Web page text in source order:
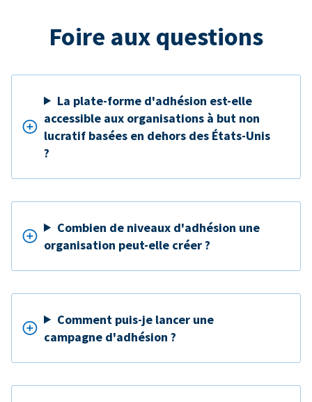
Foire aux questions
La plate-forme d'adhésion est-elle
accessible aux organisations à but non
lucratif basées en dehors des États-Unis
?
Combien de niveaux d'adhésion une
organisation peut-elle créer ?
Comment puis-je lancer une
campagne d'adhésion ?